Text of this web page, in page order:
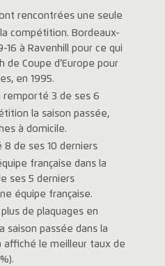
rencontrées une seule
compétition. Bordeaux-
16 à Ravenhill pour ce qui
Coupe d’Europe pour
en 1995.
remporté 3 de ses 6
la saison passée,
à domicile.
8 de ses 10 derniers
française dans la
ses 5 derniers
équipe française.
de plaquages en
saison passée dans la
affiché le meilleur taux de